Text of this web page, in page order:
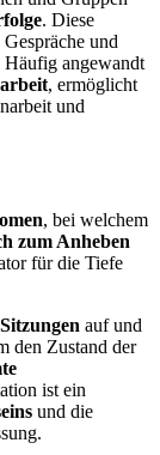
. Diese
und
angewandt
, ermöglicht
und
, bei welchem
zum Anheben
für die Tiefe
auf und
den Zustand der
ist ein
und die